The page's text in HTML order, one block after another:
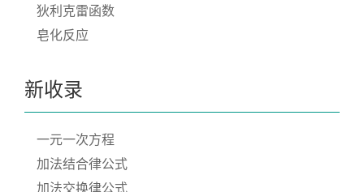
狄利克雷函数
皂化反应
新收录
一元一次方程
加法结合律公式
加法交换律公式